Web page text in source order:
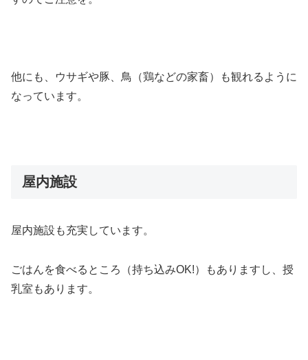
他にも、ウサギや豚、鳥（鶏などの家畜）も観れるように
なっています。
屋内施設
屋内施設も充実しています。
ごはんを食べるところ（持ち込みOK!）もありますし、授
乳室もあります。